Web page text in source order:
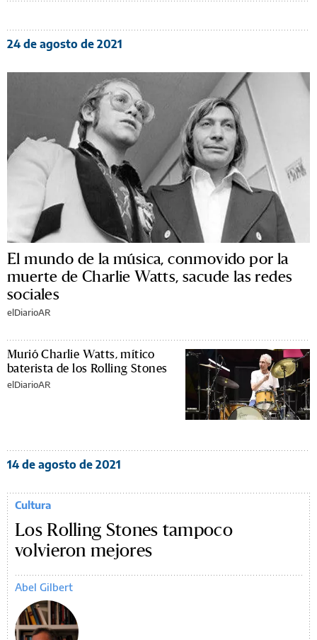
24 de agosto de 2021
El mundo de la música, conmovido por la
muerte de Charlie Watts, sacude las redes
sociales
elDiarioAR
Murió Charlie Watts, mítico
baterista de los Rolling Stones
elDiarioAR
14 de agosto de 2021
Cultura
Los Rolling Stones tampoco
volvieron mejores
Abel Gilbert